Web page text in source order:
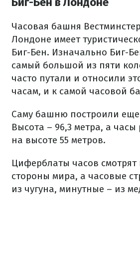
Часовая башня
Лондоне имеет
Биг-Бен. Изначально Биг-
самый большой из пяти
часто путали и относили
часам, и к самой часовой
Саму башню построили еще
Высота – 96,3 метра, а
на высоте 55 метров.
Циферблаты часов смотрят
стороны мира, а часовые
из чугуна, минутные – из